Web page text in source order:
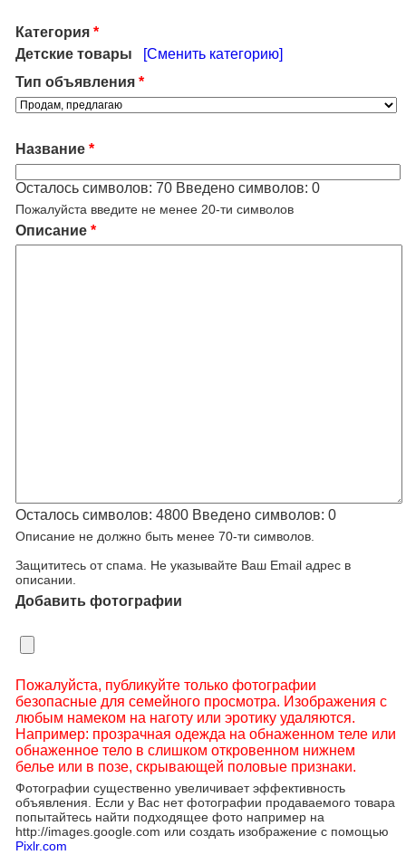
Категория *
Детские товары
[Сменить категорию]
Тип объявления *
Название *
Осталось символов: 70 Введено символов: 0
Пожалуйста введите не менее 20-ти символов
Описание *
Осталось символов: 4800 Введено символов: 0
Описание не должно быть менее 70-ти символов.
Защититесь от спама. Не указывайте Ваш Email адрес в
описании.
Добавить фотографии
Пожалуйста, публикуйте только фотографии
безопасные для семейного просмотра. Изображения с
любым намеком на наготу или эротику удаляются.
Например: прозрачная одежда на обнаженном теле или
обнаженное тело в слишком откровенном нижнем
белье или в позе, скрывающей половые признаки.
Фотографии существенно увеличивает эффективность
объявления. Если у Вас нет фотографии продаваемого товара
попытайтесь найти подходящее фото например на
http://images.google.com или создать изображение с помощью
Pixlr.com